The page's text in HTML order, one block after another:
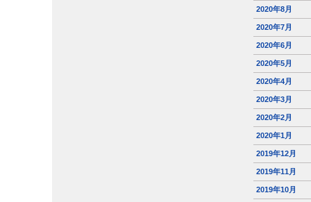
2020年8月
2020年7月
2020年6月
2020年5月
2020年4月
2020年3月
2020年2月
2020年1月
2019年12月
2019年11月
2019年10月